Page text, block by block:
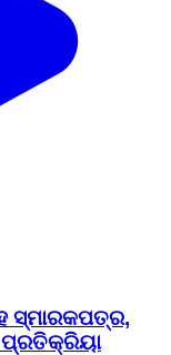
ସ୍ମାରକପତ୍ର,